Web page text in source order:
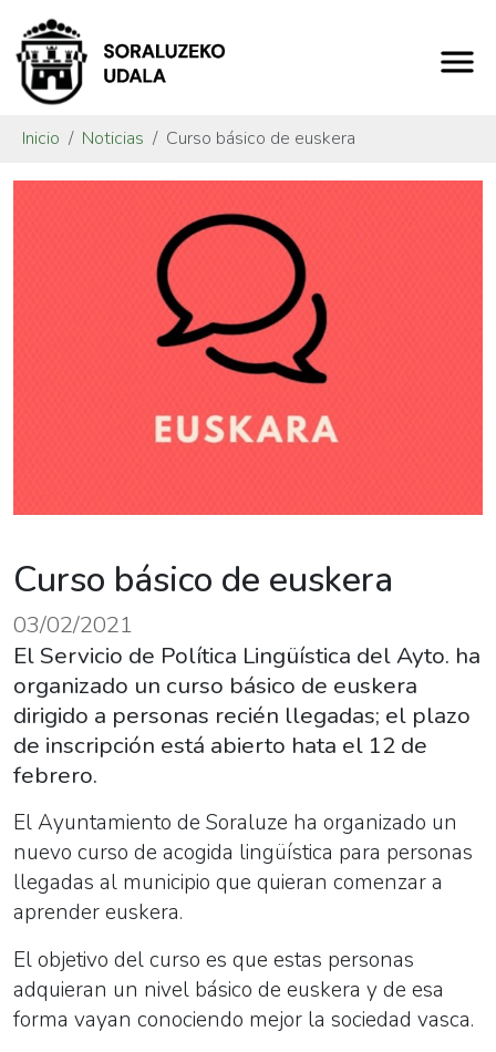
Inicio Noticias Curso básico de euskera
Curso básico de euskera
03/02/2021
El Servicio de Política Lingüística del Ayto. ha
organizado un curso básico de euskera
dirigido a personas recién llegadas; el plazo
de inscripción está abierto hata el 12 de
febrero.
El Ayuntamiento de Soraluze ha organizado un
nuevo curso de acogida lingüística para personas
llegadas al municipio que quieran comenzar a
aprender euskera.
El objetivo del curso es que estas personas
adquieran un nivel básico de euskera y de esa
forma vayan conociendo mejor la sociedad vasca.